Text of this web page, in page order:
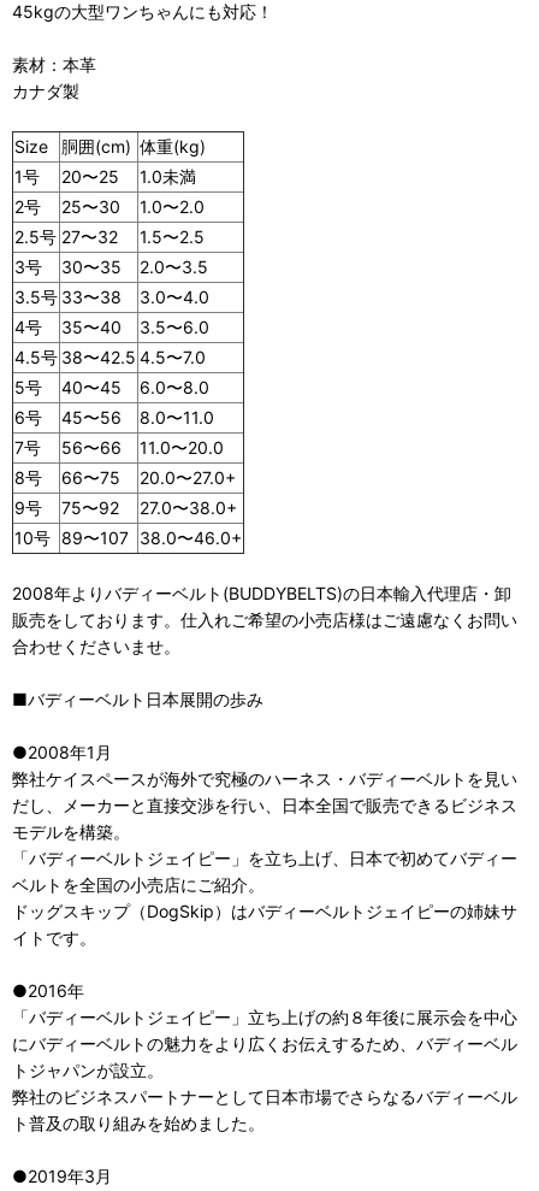
45kgの大型ワンちゃんにも対応！
素材：本革
カナダ製
Size 胴囲(cm) 体重(kg)
1号
20〜25
1.0未満
2号
25〜30
1.0〜2.0
2.5号 27〜32
1.5〜2.5
3号
30〜35
2.0〜3.5
3.5号 33〜38
3.0〜4.0
4号
35〜40
3.5〜6.0
4.5号 38〜42.5 4.5〜7.0
5号
40〜45
6.0〜8.0
6号
45〜56
8.0〜11.0
7号
56〜66
11.0〜20.0
8号
66〜75
20.0〜27.0+
9号
75〜92
27.0〜38.0+
10号 89〜107 38.0〜46.0+
2008年よりバディーベルト(BUDDYBELTS)の日本輸入代理店・卸
販売をしております。仕入れご希望の小売店様はご遠慮なくお問い
合わせくださいませ。
■バディーベルト日本展開の歩み
●2008年1月
弊社ケイスペースが海外で究極のハーネス・バディーベルトを見い
だし、メーカーと直接交渉を行い、日本全国で販売できるビジネス
モデルを構築。
「バディーベルトジェイピー」を立ち上げ、日本で初めてバディー
ベルトを全国の小売店にご紹介。
ドッグスキップ（DogSkip）はバディーベルトジェイピーの姉妹サ
イトです。
●2016年
「バディーベルトジェイピー」立ち上げの約８年後に展示会を中心
にバディーベルトの魅力をより広くお伝えするため、バディーベル
トジャパンが設立。
弊社のビジネスパートナーとして日本市場でさらなるバディーベル
ト普及の取り組みを始めました。
●2019年3月